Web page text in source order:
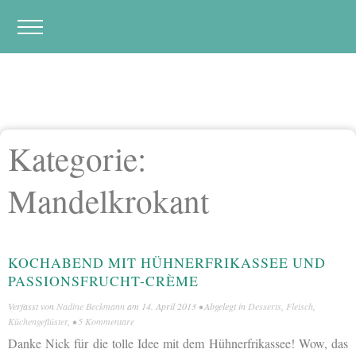
Kategorie:
Mandelkrokant
KOCHABEND MIT HÜHNERFRIKASSEE UND
PASSIONSFRUCHT-CRÈME
Verfasst von Nadine Beckmann am 14. April 2013 • Abgelegt in Desserts Fleisch
Küchengeflüster, • 5 Kommentare
Danke Nick für die tolle Idee mit dem Hühnerfrikassee! Wow, das